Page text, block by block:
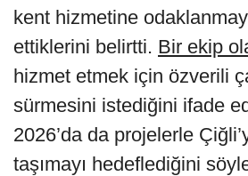
kent hizmetine
ettiklerini belirtti. Bir ekip
hizmet etmek için özverili
sürmesini istediğini ifade
2026’da da projelerle
taşımayı hedeflediğini